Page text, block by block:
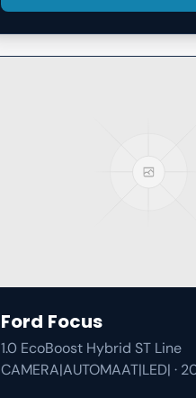
Ford Focus
1.0 EcoBoost Hybrid ST Line
CAMERA|AUTOMAAT|LED| ·